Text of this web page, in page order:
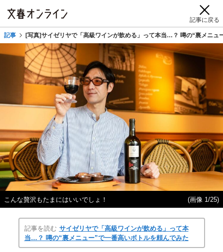
記事に戻る
記事 [写真]サイゼリヤで「高級ワインが飲める」って本当…？ 噂の“裏メニュ
こんな贅沢もたまにはいいでしょ！ (画像 1/25)
記事を読む サイゼリヤで「高級ワインが飲める」って本
当…？ 噂の“裏メニュー”で一番高いボトルを頼んでみた